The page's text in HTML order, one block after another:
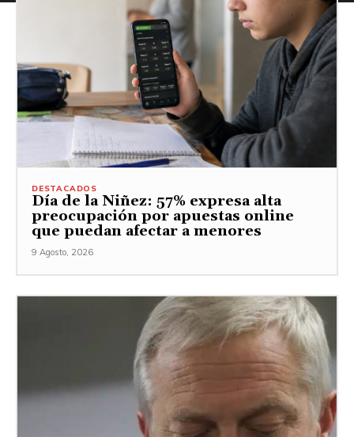
DESTACADOS
Día de la Niñez: 57% expresa alta
preocupación por apuestas online
que puedan afectar a menores
9 Agosto, 2026